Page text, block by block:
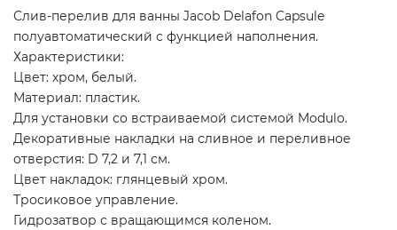
Слив-перелив для ванны Jacob Delafon Capsule
полуавтоматический с функцией наполнения.
Характеристики:
Цвет: хром, белый.
Материал: пластик.
Для установки со встраиваемой системой Modulo.
Декоративные накладки на сливное и переливное
отверстия: D 7,2 и 7,1 см.
Цвет накладок: глянцевый хром.
Тросиковое управление.
Гидрозатвор с вращающимся коленом.